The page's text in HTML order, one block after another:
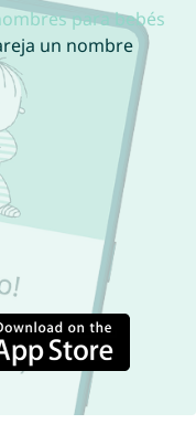
para bebés
un nombre